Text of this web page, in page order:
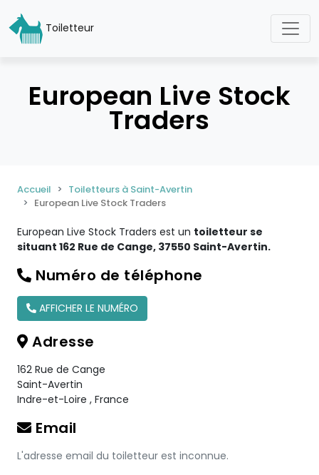
Toiletteur
European Live Stock
Traders
Accueil
Toiletteurs à Saint-Avertin
European Live Stock Traders
European Live Stock Traders est un toiletteur se
situant 162 Rue de Cange, 37550 Saint-Avertin.
Numéro de téléphone
AFFICHER LE NUMÉRO
Adresse
162 Rue de Cange
Saint-Avertin
Indre-et-Loire , France
Email
L'adresse email du toiletteur est inconnue.